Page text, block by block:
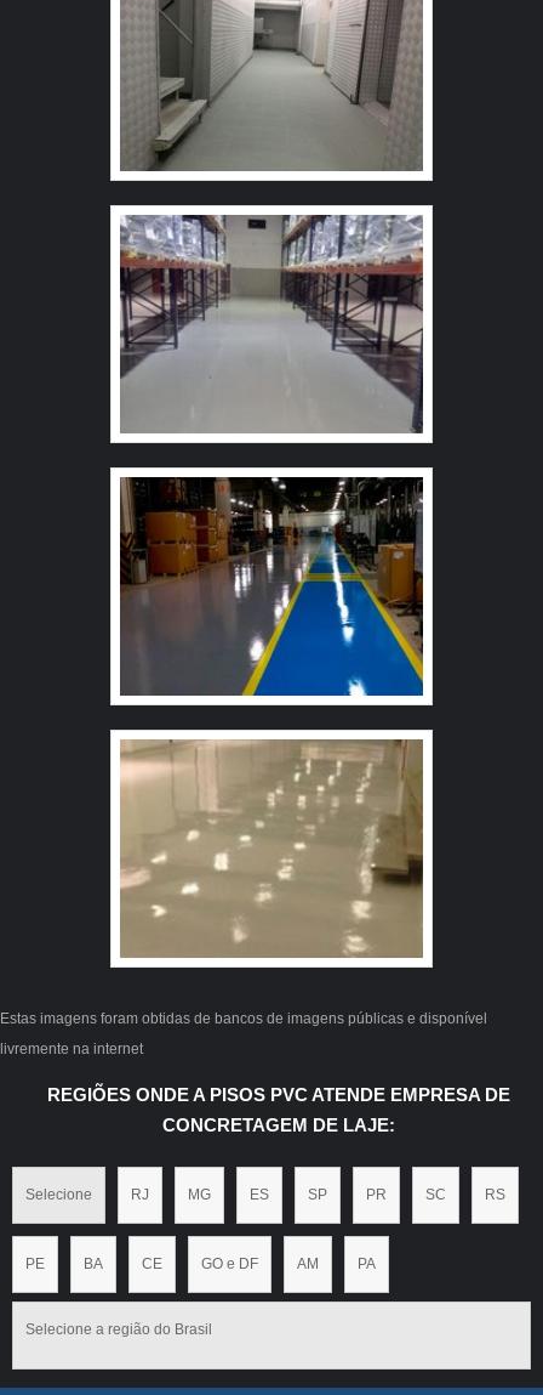
saber mais sobre a empresa, os serviços e os produtos.
Se preferir, entre em contato com um dos nossos
consultores e solicite um orçamento!
Estas imagens foram obtidas de bancos de imagens públicas e disponível
livremente na internet
REGIÕES ONDE A PISOS PVC ATENDE EMPRESA DE
CONCRETAGEM DE LAJE:
Selecione RJ MG ES SP PR SC RS
PE BA CE GO e DF AM PA
Selecione a região do Brasil